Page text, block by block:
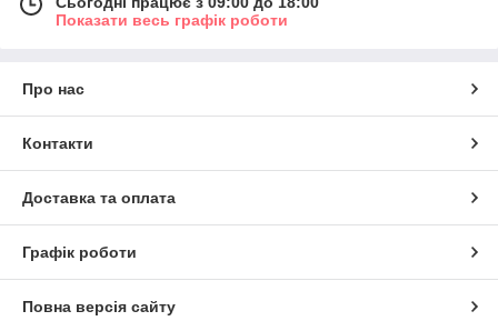
Показати весь графік роботи
Про нас
Контакти
Доставка та оплата
Графік роботи
Повна версія сайту